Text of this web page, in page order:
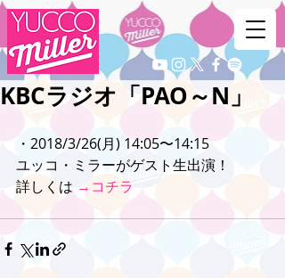
KBCラジオ「PAO～N」
・2018/3/26(月) 14:05〜14:15
ユッコ・ミラーがゲスト生出演！
詳しくは →コチラ